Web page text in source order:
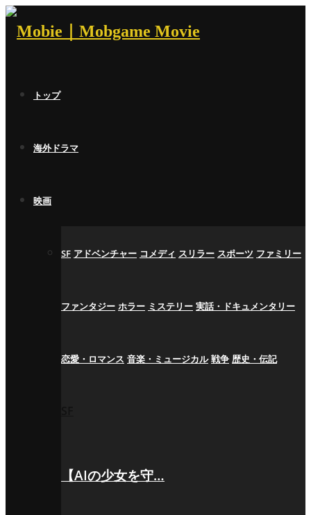
トップ
海外ドラマ
映画
SF アドベンチャー コメディ スリラー スポーツ ファミリー
ファンタジー ホラー ミステリー 実話・ドキュメンタリー
恋愛・ロマンス 音楽・ミュージカル 戦争 歴史・伝記
【AIの少女を守…